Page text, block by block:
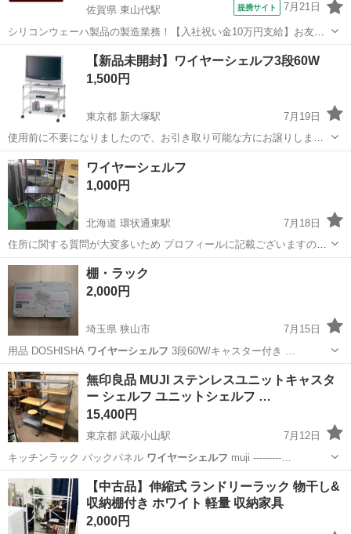
佐賀県 東山代駅
提携サイト 7月21日
シリコンウェーハ製品の製造業務！【入社祝い金10万円支給】お友達
やカップルとの応募OK◎年間休日129日＆休出なしでプライベート充
実♪業務はクリーンルームで快適作業◎自社正社員登用制度あり★1食
300円～の格安食堂あり！《佐...
佐賀 伊万里市 東山代駅 その他
【新品未開封】ワイヤーシェルフ3段60W
1,500円
東京都 新大塚駅
7月19日
使用前に不要になりましたので、お引き取り可能な方にお譲りしま
す。
東京 文京区 新大塚駅
ワイヤーシェルフ
1,000円
北海道 環状通東駅
7月18日
住所に関する質問が大変多いため プロフィールに記載ございますので
先にご確認くださいませ 高さ120幅46奥行37 多少使用感ごさいますが
まだまだご使用可能です！ 札幌市内＋1000円にて建物1階玄関先まで
お届けもい...
北海道 札幌市 環状通東駅
棚・ラック
2,000円
埼玉県 狭山市
7月15日
用品 DOSHISHA ワイヤーシェルフ 3段60W/キャスター付き …
埼玉 狭山市 インテリア雑貨/小物 ワイヤーシェルフ
無印良品 MUJI ステンレスユニットキャスタ
ー シェルフ ユニットシェルフ …
15,400円
東京都 武蔵小山駅
7月12日
キッチンラック バックパネル ワイヤーシェルフ muji ---------…
東京 品川区 武蔵小山駅 収納家具
【中古品】伸縮式 ランドリーラック 物干し&
収納棚付き ホワイト 軽量 収納家具
2,000円